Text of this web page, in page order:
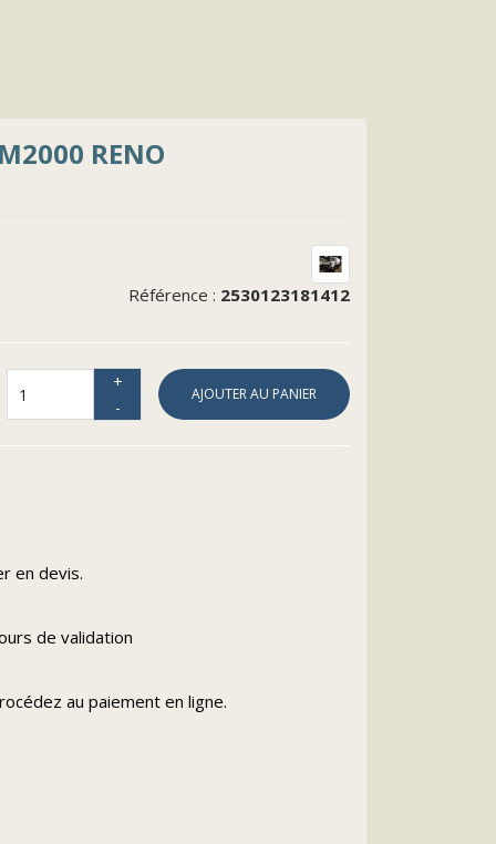
RENO
Référence : 2530123181412
AJOUTER AU PANIER
en devis.
de validation
au paiement en ligne.